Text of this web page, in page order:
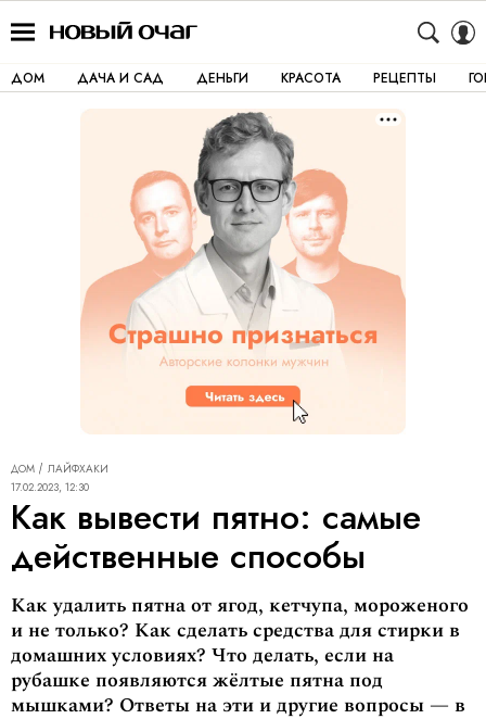
ДОМ ДАЧА И САД ДЕНЬГИ КРАСОТА РЕЦЕПТЫ
ДОМ
ЛАЙФХАКИ
17.02.2023, 12:30
Как вывести пятно: самые
действенные способы
Как удалить пятна от ягод, кетчупа, мороженого
и не только? Как сделать средства для стирки в
домашних условиях? Что делать, если на
рубашке появляются жёлтые пятна под
мышками? Ответы на эти и другие вопросы — в